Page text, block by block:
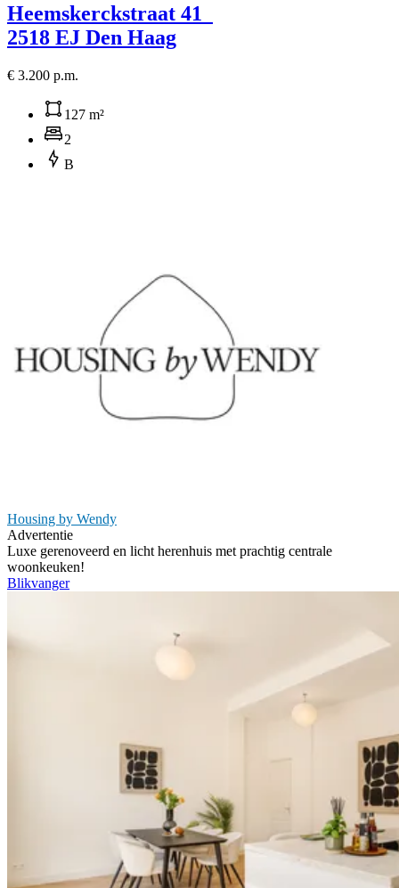
Heemskerckstraat 41
2518 EJ Den Haag
€ 3.200 p.m.
127 m²
2
B
Housing by Wendy
Advertentie
Luxe gerenoveerd en licht herenhuis met prachtig centrale
woonkeuken!
Blikvanger